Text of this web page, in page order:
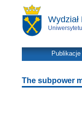
Publikacje
The subpower